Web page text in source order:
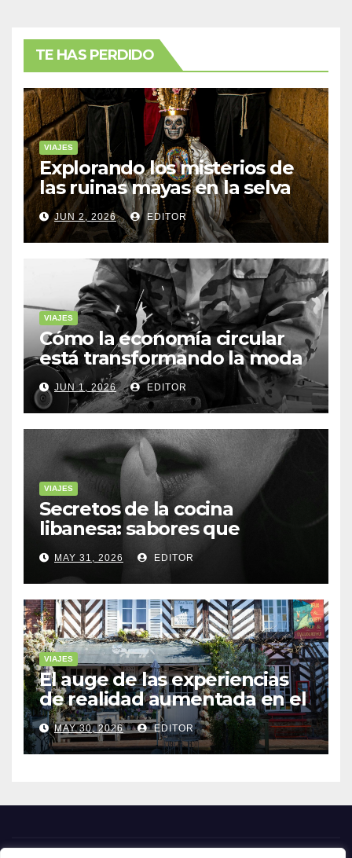
TE HAS PERDIDO
VIAJES
Explorando los misterios de
las ruinas mayas en la selva
de Yucatán
JUN 2, 2026 EDITOR
VIAJES
Cómo la economía circular
está transformando la moda
sostenible
JUN 1, 2026 EDITOR
VIAJES
Secretos de la cocina
libanesa: sabores que
cuentan historias
MAY 31, 2026 EDITOR
VIAJES
El auge de las experiencias
de realidad aumentada en el
turismo
MAY 30, 2026 EDITOR